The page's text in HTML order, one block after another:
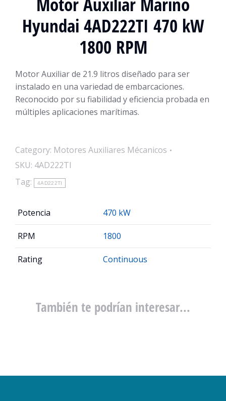
Hyundai 4AD222TI 470 kW
1800 RPM
Motor Auxiliar de 21.9 litros diseñado para ser
instalado en una variedad de embarcaciones.
Reconocido por su fiabilidad y eficiencia probada en
múltiples aplicaciones marítimas.
Category: Motores Auxiliares Mécanicos
SKU: 4AD222TI
Tag:
4AD222TI
Potencia 470 kW
RPM 1800
Rating Continuous
También te podrían interesar...